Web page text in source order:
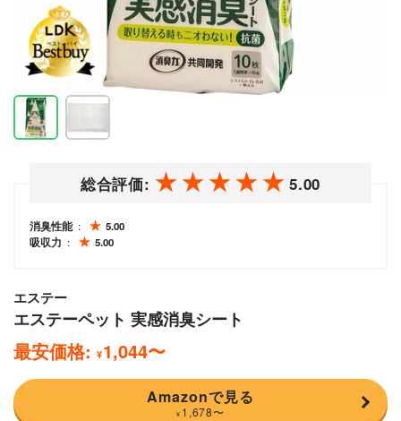
総合評価: 5.00
消臭性能
5.00
吸収力
5.00
エステー
エステーペット 実感消臭シート
最安価格: ¥1,044〜
Amazonで見る
¥ 1,678〜